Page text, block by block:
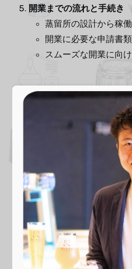
開業までの流れと手続き
蒸留所の設計から稼
開業に必要な申請書
スムーズな開業に向